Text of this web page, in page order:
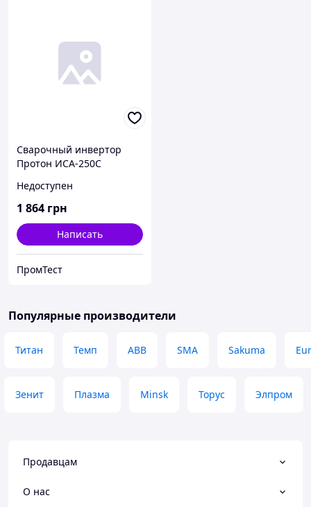
Сварочный инвертор
Протон ИСА-250С
Недоступен
1 864 грн
Написать
ПромТест
Популярные производители
Титан Темп ABB SMA Sakuma
Зенит Плазма Minsk Торус Элпром
Продавцам
О нас